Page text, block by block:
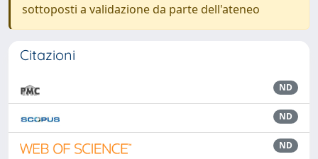
sottoposti a validazione da parte dell'ateneo
Citazioni
ND
ND
ND